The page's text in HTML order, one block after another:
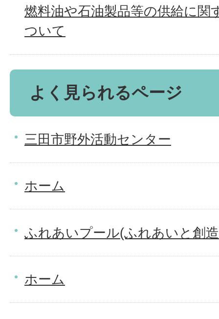
燃料油や石油製品等の供給に関
ついて
よく見られるページ
三田市野外活動センター
ホーム
ふれあいプール(ふれあいと創
ホーム